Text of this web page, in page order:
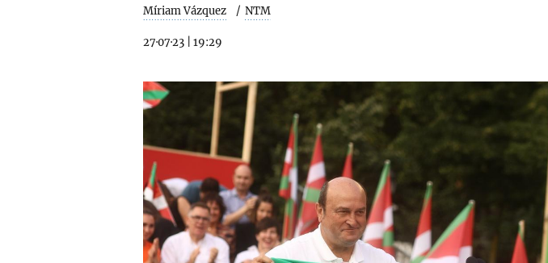
Míriam Vázquez NTM
27·07·23 19:29